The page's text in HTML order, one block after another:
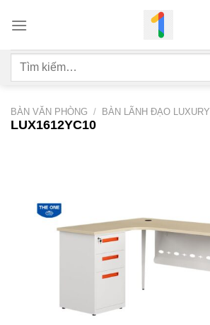
qua
dung
Tìm
BÀN VĂN PHÒNG / BÀN LÃNH ĐẠO LUXURY
LUX1612YC10